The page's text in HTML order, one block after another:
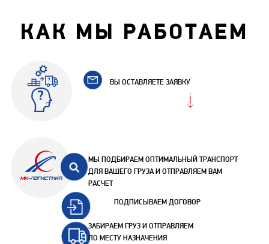
КАК МЫ РАБОТАЕМ
ВЫ ОСТАВЛЯЕТЕ ЗАЯВКУ
МЫ ПОДБИРАЕМ ОПТИМАЛЬНЫЙ ТРАНСПОРТ
ДЛЯ ВАШЕГО ГРУЗА И ОТПРАВЛЯЕМ ВАМ
РАСЧЕТ
ПОДПИСЫВАЕМ ДОГОВОР
ЗАБИРАЕМ ГРУЗ И ОТПРАВЛЯЕМ
ПО МЕСТУ НАЗНАЧЕНИЯ